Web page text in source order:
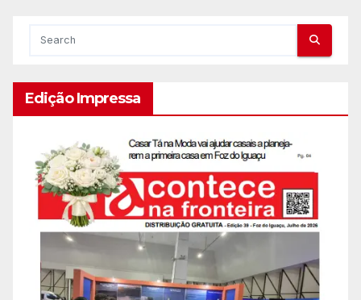
Edição Impressa